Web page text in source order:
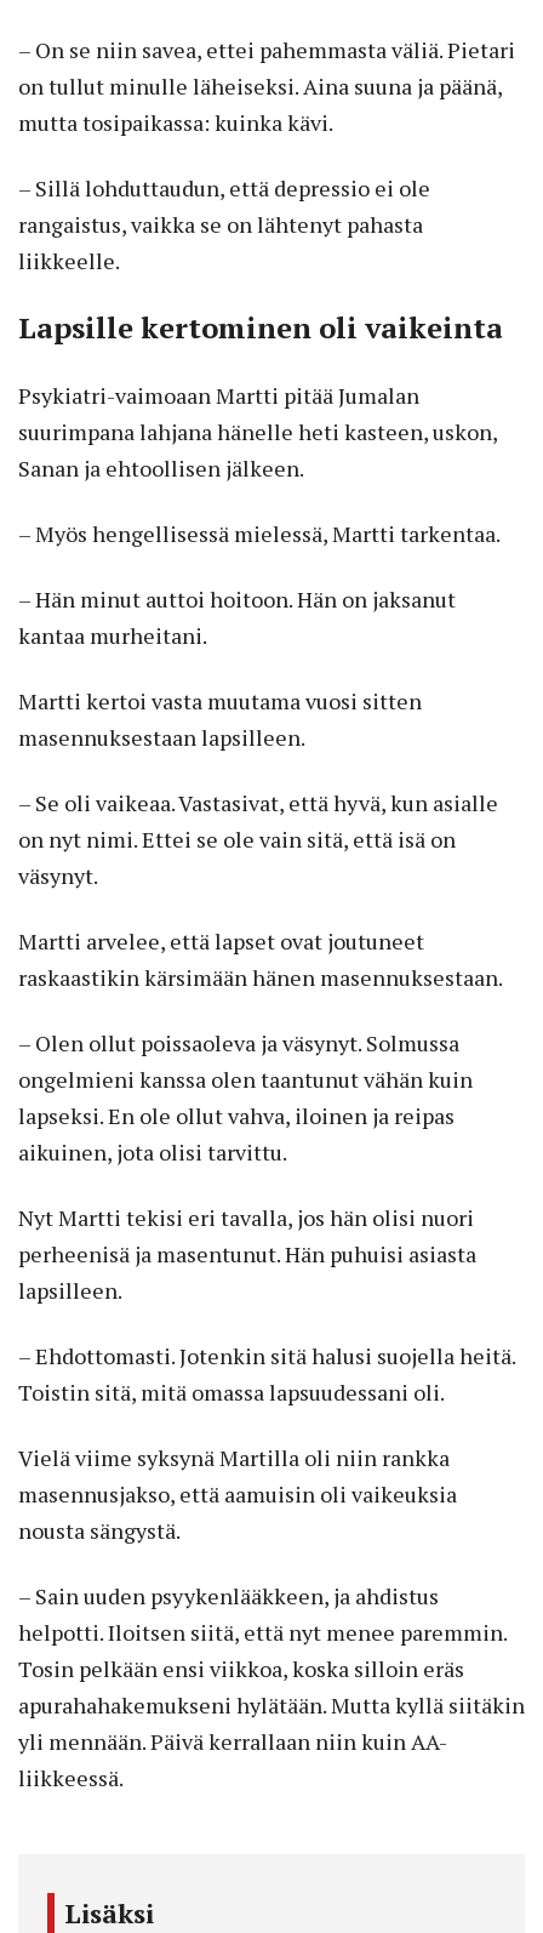
– On se niin savea, ettei pahemmasta väliä. Pietari
on tullut minulle läheiseksi. Aina suuna ja päänä,
mutta tosipaikassa: kuinka kävi.
– Sillä lohduttaudun, että depressio ei ole
rangaistus, vaikka se on lähtenyt pahasta
liikkeelle.
Lapsille kertominen oli vaikeinta
Psykiatri-vaimoaan Martti pitää Jumalan
suurimpana lahjana hänelle heti kasteen, uskon,
Sanan ja ehtoollisen jälkeen.
– Myös hengellisessä mielessä, Martti tarkentaa.
– Hän minut auttoi hoitoon. Hän on jaksanut
kantaa murheitani.
Martti kertoi vasta muutama vuosi sitten
masennuksestaan lapsilleen.
– Se oli vaikeaa. Vastasivat, että hyvä, kun asialle
on nyt nimi. Ettei se ole vain sitä, että isä on
väsynyt.
Martti arvelee, että lapset ovat joutuneet
raskaastikin kärsimään hänen masennuksestaan.
– Olen ollut poissaoleva ja väsynyt. Solmussa
ongelmieni kanssa olen taantunut vähän kuin
lapseksi. En ole ollut vahva, iloinen ja reipas
aikuinen, jota olisi tarvittu.
Nyt Martti tekisi eri tavalla, jos hän olisi nuori
perheenisä ja masentunut. Hän puhuisi asiasta
lapsilleen.
– Ehdottomasti. Jotenkin sitä halusi suojella heitä.
Toistin sitä, mitä omassa lapsuudessani oli.
Vielä viime syksynä Martilla oli niin rankka
masennusjakso, että aamuisin oli vaikeuksia
nousta sängystä.
– Sain uuden psyykenlääkkeen, ja ahdistus
helpotti. Iloitsen siitä, että nyt menee paremmin.
Tosin pelkään ensi viikkoa, koska silloin eräs
apurahahakemukseni hylätään. Mutta kyllä siitäkin
yli mennään. Päivä kerrallaan niin kuin AA-
liikkeessä.
Lisäksi